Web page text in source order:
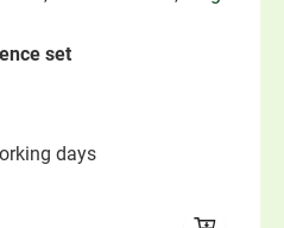
set
days